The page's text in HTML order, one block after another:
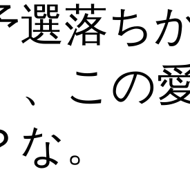
選落ち
、この
。